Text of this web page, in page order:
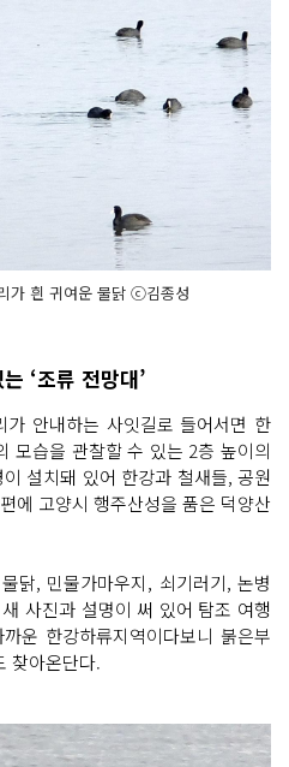
가 흰 귀여운 물닭 ⓒ김종성
‘조류 전망대’
가 안내하는 사잇길로 들어서면 한
모습을 관찰할 수 있는 2층 높이의
설치돼 있어 한강과 철새들, 공원
에 고양시 행주산성을 품은 덕양산
닭, 민물가마우지, 쇠기러기, 논병
사진과 설명이 써 있어 탐조 여행
운 한강하류지역이다보니 붉은부
찾아온단다.